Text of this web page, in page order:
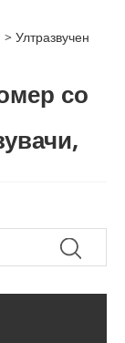
> Ултразвучен
со